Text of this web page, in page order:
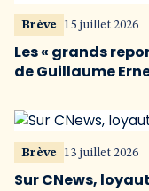
Brève 15 juillet 2026
Les « grands
de Guillaume
Brève 13 juillet 2026
Sur CNews,